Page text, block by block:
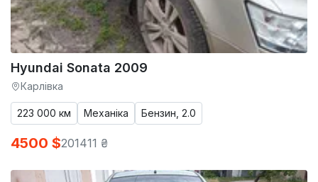
Hyundai Sonata 2009
Карлівка
223 000 км Механіка Бензин, 2.0
4500 $201411 ₴